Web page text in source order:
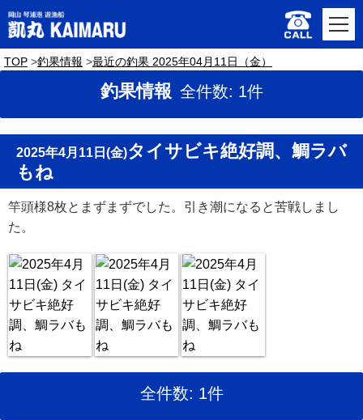
TOP 釣果情報 最近の釣果 2025年04月11日（金）
釣果情報 全件数: 1件
2025年4月11日(金)タイサビキ絶好調、鯛ラバ
もね
竿頭様8枚とまずまずでした。引き潮になると苦戦しまし
た。
全件数: 1件